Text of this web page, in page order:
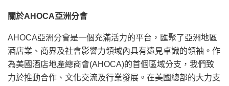
關於AHOCA亞洲分會
AHOCA亞洲分會是一個充滿活力的平台，匯聚了亞洲地區
酒店業、商界及社會影響力領域內具有遠見卓識的領袖。作
為美國酒店地產總商會(AHOCA)的首個區域分支，我們致
力於推動合作、文化交流及行業發展。在美國總部的大力支